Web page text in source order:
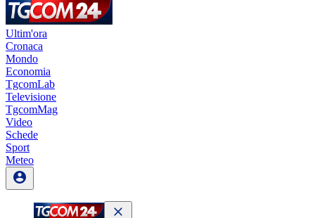
Ultim'ora
Cronaca
Mondo
Economia
TgcomLab
Televisione
TgcomMag
Video
Schede
Sport
Meteo